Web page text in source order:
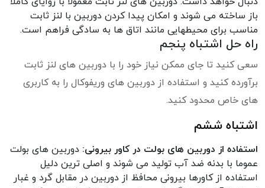
باز ساخته می شوند و امکان پیدا کردن دوربین با لنز ثابت
مناسب برای محیطهایی مانند اتاق ها به سادگی فراهم است.
راه حل اشتباه پنجم
سعی کنید تا جای ممکن نیاز خود را با دوربین های لنز ثابت
برآورده کنید و استفاده از دوربین های وریفوکال را به کاربری
های خاص محدود کنید.
اشتباه ششم
استفاده از دوربین های بولت در کاور بیرونی: دوربین های بولت
عموما با بدنه ضد آب تولید می شوند و اصلی ترین دلیل
استفاده از کاورها بیرونی محافظ از دوربین در مقابل گرد و غبار